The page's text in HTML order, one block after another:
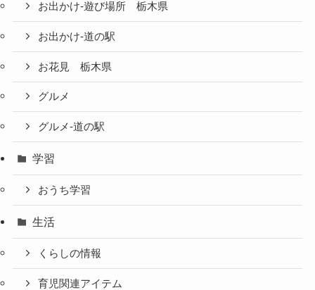
お出かけ-遊び場所 栃木県
お出かけ-道の駅
お花見 栃木県
グルメ
グルメ-道の駅
学習
おうち学習
生活
くらしの情報
育児関連アイテム